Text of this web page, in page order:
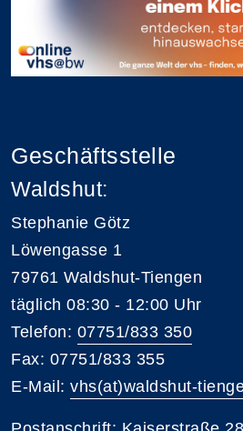
Geschäftsstelle
Waldshut:
Stephanie Götz
Löwengasse 1
79761 Waldshut-Tiengen
täglich 08:30 - 12:00 Uhr
Telefon: 07751/833 350
Fax: 07751/833 355
E-Mail: vhs(at)waldshut-